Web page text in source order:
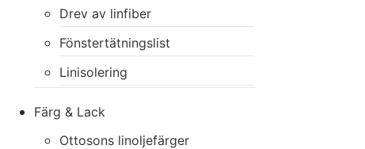
Drev av linfiber
Fönstertätningslist
Linisolering
Färg & Lack
Ottosons linoljefärger